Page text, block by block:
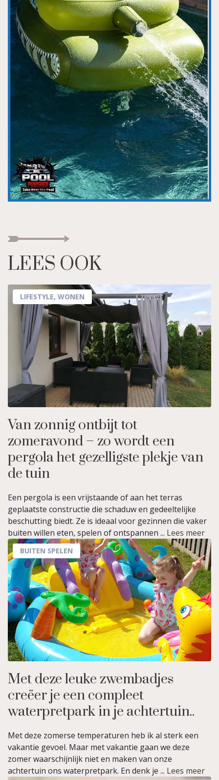
LEES OOK
LIFESTYLE, WONEN
Van zonnig ontbijt tot
zomeravond – zo wordt een
pergola het gezelligste plekje van
de tuin
Een pergola is een vrijstaande of aan het terras
geplaatste constructie die schaduw en gedeeltelijke
beschutting biedt. Ze is ideaal voor gezinnen die vaker
buiten willen eten, spelen of ontspannen ... Lees meer
BUITEN SPELEN
Met deze leuke zwembadjes
creëer je een compleet
waterpretpark in je achtertuin..
Met deze zomerse temperaturen heb ik al sterk een
vakantie gevoel. Maar met vakantie gaan we deze
zomer waarschijnlijk niet en maken van onze
achtertuin ons waterpretpark. En denk je ... Lees meer